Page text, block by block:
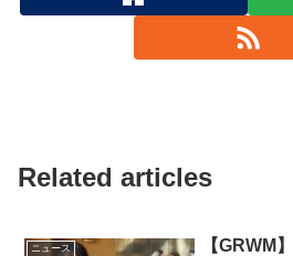
Related articles
ニュース
【GRWM